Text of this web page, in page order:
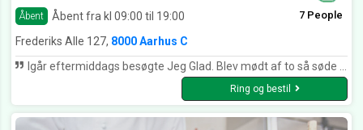
Åbent Åbent fra kl 09:00 til 19:00 7 People
Frederiks Alle 127, 8000 Aarhus C
Igår eftermiddags besøgte Jeg Glad. Blev mødt af to så søde personaler. Jeg fik den lækkereste sandwich og dejlig kold drikkelse. Jeg er kommet på Glad i gennem mange år og betragter stedet som mit favorit spisested, når jeg er i Århus, også når der skal lidt i strandtasken. 6 ud af 5 stjerner ♥️♥️♥️
Ring og bestil